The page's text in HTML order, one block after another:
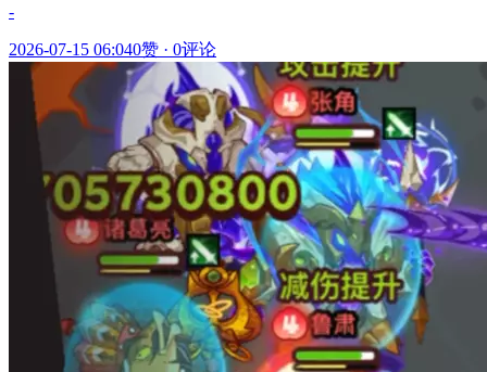
-
2026-07-15 06:040赞 · 0评论